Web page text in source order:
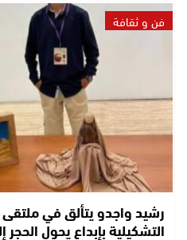
فن و ثقافة
رشيد واجدو يتألق في ملتقى
التشكيلية بإبداع يحول